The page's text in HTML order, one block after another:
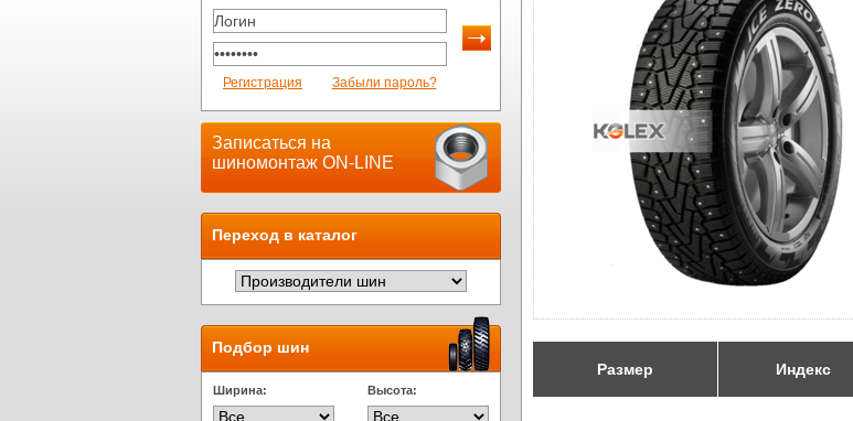
Регистрация Забыли пароль?
Записаться на
шиномонтаж ON-LINE
Переход в каталог
Подбор шин
Ширина: Высота:
Размер Индекс